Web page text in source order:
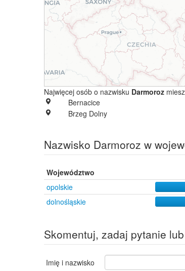
Najwięcej osób o nazwisku Darmoroz
Bernacice
Brzeg Dolny
Nazwisko Darmoroz w
Województwo
opolskie
dolnośląskie
Skomentuj, zadaj pytanie
Imię i nazwisko